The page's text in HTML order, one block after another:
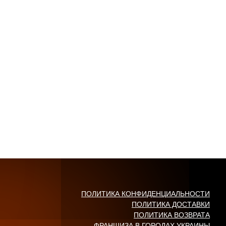
ПОЛИТИКА КОНФИДЕНЦИАЛЬНОСТИ
ПОЛИТИКА ДОСТАВКИ
ПОЛИТИКА ВОЗВРАТА